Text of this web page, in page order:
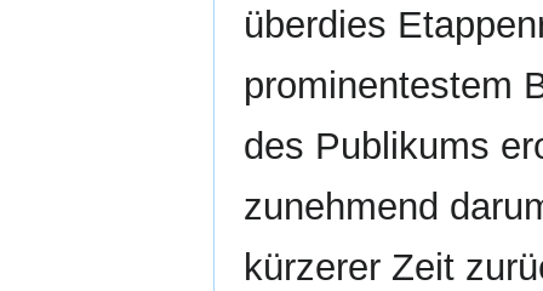
überdies
prominentestem
des Publikums
zunehmend
kürzerer Zeit